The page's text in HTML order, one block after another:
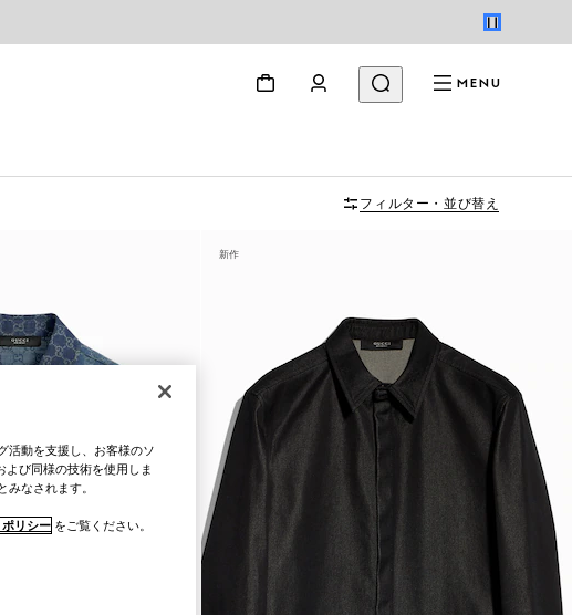
MENU
フィルター・並び替え
新作
活動を支援し、お客様のソ
び同様の技術を使用しま
なされます。
リシー をご覧ください。